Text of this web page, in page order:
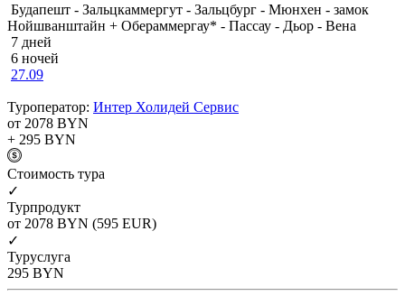
Будапешт - Зальцкаммергут - Зальцбург - Мюнхен - замок
Нойшванштайн + Обераммергау* - Пассау - Дьор - Вена
7 дней
6 ночей
27.09
Туроператор: Интер Холидей Сервис
от 2078 BYN
+ 295 BYN
Cтоимость тура
✓
Турпродукт
от 2078 BYN (595 EUR)
✓
Туруслуга
295 BYN